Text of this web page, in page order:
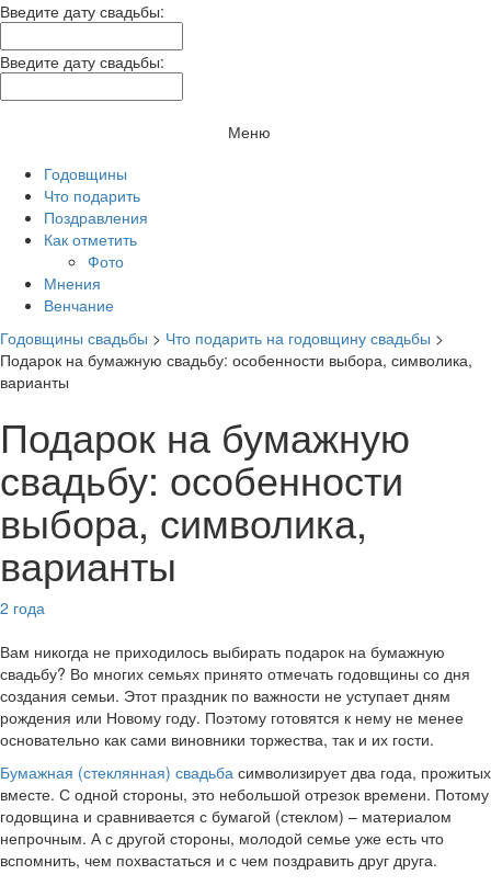
Введите дату свадьбы:
Введите дату свадьбы:
Меню
Годовщины
Что подарить
Поздравления
Как отметить
Фото
Мнения
Венчание
Годовщины свадьбы > Что подарить на годовщину свадьбы >
Подарок на бумажную свадьбу: особенности выбора, символика,
варианты
Подарок на бумажную
свадьбу: особенности
выбора, символика,
варианты
2 года
Вам никогда не приходилось выбирать подарок на бумажную
свадьбу? Во многих семьях принято отмечать годовщины со дня
создания семьи. Этот праздник по важности не уступает дням
рождения или Новому году. Поэтому готовятся к нему не менее
основательно как сами виновники торжества, так и их гости.
Бумажная (стеклянная) свадьба символизирует два года, прожитых
вместе. С одной стороны, это небольшой отрезок времени. Потому
годовщина и сравнивается с бумагой (стеклом) – материалом
непрочным. А с другой стороны, молодой семье уже есть что
вспомнить, чем похвастаться и с чем поздравить друг друга.